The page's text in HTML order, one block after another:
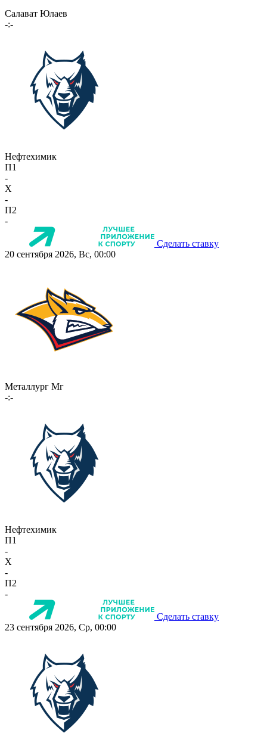
Салават Юлаев
-:-
Нефтехимик
П1
-
X
-
П2
-
Сделать ставку
20 сентября 2026, Вс, 00:00
Металлург Мг
-:-
Нефтехимик
П1
-
X
-
П2
-
Сделать ставку
23 сентября 2026, Ср, 00:00